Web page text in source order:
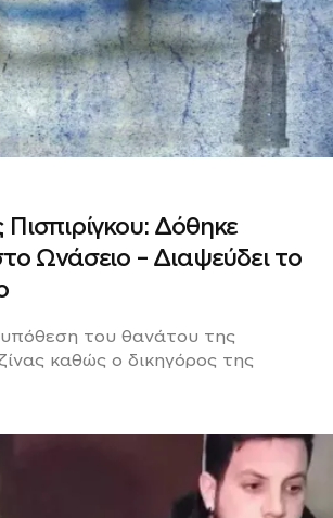
Δόθηκε
Ωνάσειο – Διαψεύδει το
υπόθεση του θανάτου της
καθώς ο δικηγόρος της